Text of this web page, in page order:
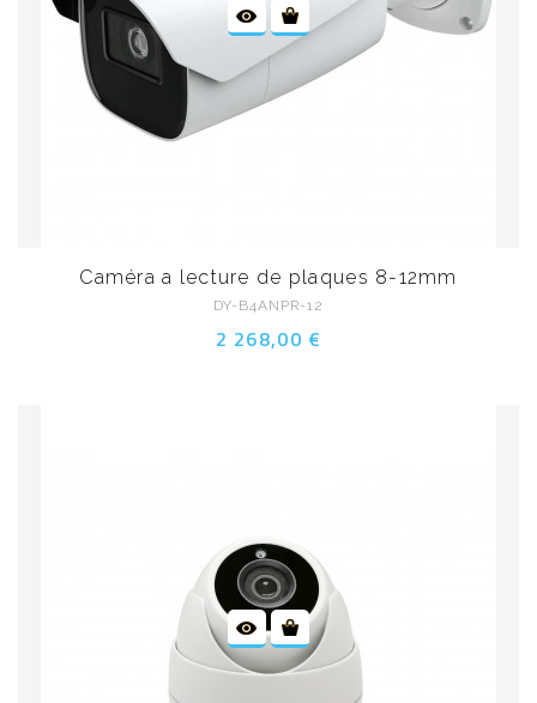
Caméra a lecture de plaques 8-12mm
DY-B4ANPR-12
2 268,00 €